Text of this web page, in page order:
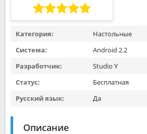
Категория:
Настольные
Система:
Android 2.2
Разработчик:
Studio Y
Статус:
Бесплатная
Русский язык:
Да
Описание